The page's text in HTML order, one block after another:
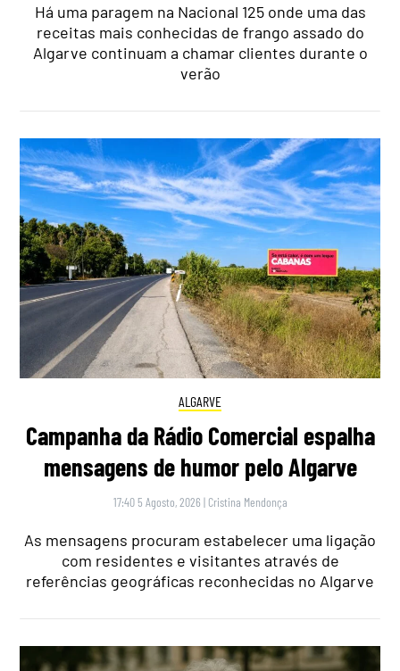
Há uma paragem na Nacional 125 onde uma das
receitas mais conhecidas de frango assado do
Algarve continuam a chamar clientes durante o
verão
ALGARVE
Campanha da Rádio Comercial espalha
mensagens de humor pelo Algarve
17:40 5 Agosto, 2026 | Cristina Mendonça
As mensagens procuram estabelecer uma ligação
com residentes e visitantes através de
referências geográficas reconhecidas no Algarve